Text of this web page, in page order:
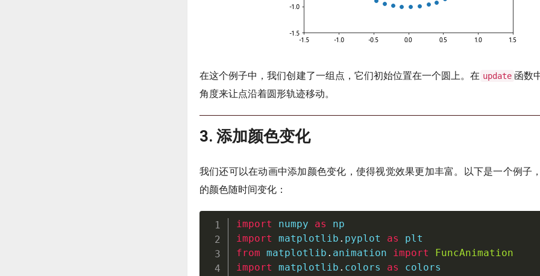
在这个例子中，我们创建了一组点，它们初始位置在一个圆上。在 update 函数
角度来让点沿着圆形轨迹移动。
3. 添加颜色变化
我们还可以在动画中添加颜色变化，使得视觉效果更加丰富。以下是一个例子
的颜色随时间变化：
import numpy as
import matplotlib . pyplot as
from matplotlib . animation import
FuncAnimation
import matplotlib . colors as colors